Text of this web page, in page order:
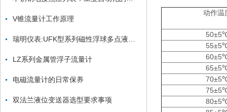
V锥流量计工作原理
LZ系列金属管浮子流量计
电磁流量计的日常保养
双法兰液位变送器选型要求事项
动作温